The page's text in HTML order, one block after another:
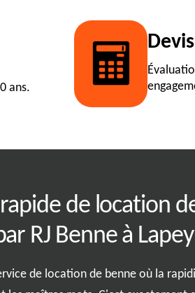
ans.
de location
RJ Benne à
de location de benne où la